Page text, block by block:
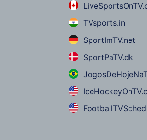
TVsports.in
SportImTV.net
SportPaTV.dk